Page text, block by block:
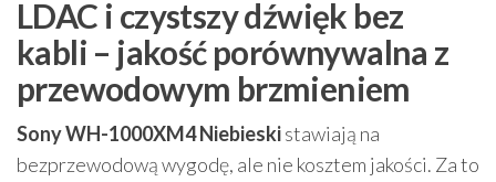
LDAC i czystszy dźwięk bez
kabli – jakość porównywalna z
przewodowym brzmieniem
Sony WH-1000XM4 Niebieskistawiają na
bezprzewodową wygodę, ale nie kosztem jakości. Za to